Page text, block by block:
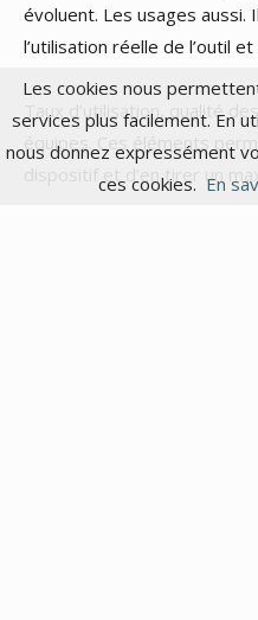
évoluent. Les usages
l’utilisation réelle de l’outil
Taux d’utilisation, qualité
équipes. Ces éléments
dispositif et d’en tirer un
Les cookies nous
services plus facilement. En
nous donnez expressément
ces cookies. En